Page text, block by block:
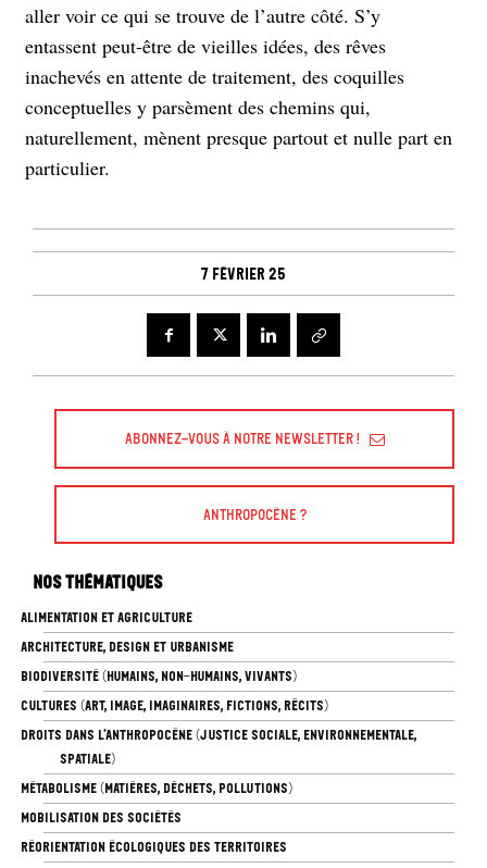
aller voir ce qui se trouve de l’autre côté. S’y
entassent peut-être de vieilles idées, des rêves
inachevés en attente de traitement, des coquilles
conceptuelles y parsèment des chemins qui,
naturellement, mènent presque partout et nulle part en
particulier.
7 février 25
Abonnez-vous à Notre Newsletter !
Anthropocène ?
Nos thématiques
ALIMENTATION ET AGRICULTURE
ARCHITECTURE, DESIGN ET URBANISME
BIODIVERSITÉ (HUMAINS, NON-HUMAINS, VIVANTS)
CULTURES (ART, IMAGE, IMAGINAIRES, FICTIONS, RÉCITS)
DROITS DANS L’ANTHROPOCÈNE (JUSTICE SOCIALE, ENVIRONNEMENTALE,
SPATIALE)
MÉTABOLISME (MATIÈRES, DÉCHETS, POLLUTIONS)
MOBILISATION DES SOCIÉTÉS
RÉORIENTATION ÉCOLOGIQUES DES TERRITOIRES